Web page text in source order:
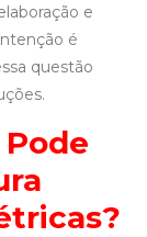
e
é
questão